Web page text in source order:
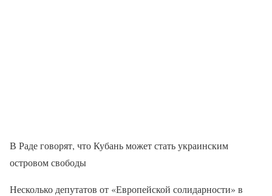
В Раде говорят, что Кубань может стать украинским
островом свободы
Несколько депутатов от «Европейской солидарности» в